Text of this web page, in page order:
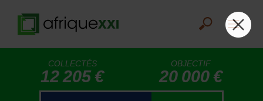
COLLECTÉS
12 205 €
OBJECTIF
20 000 €